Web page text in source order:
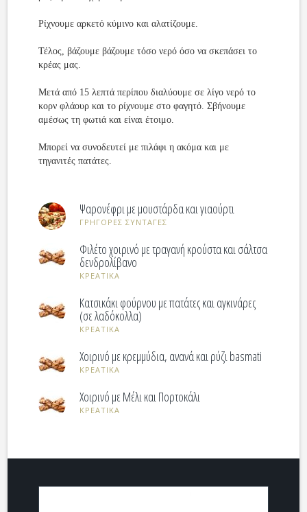
Ρίχνουμε αρκετό κύμινο και αλατίζουμε.
Τέλος, βάζουμε βάζουμε τόσο νερό όσο να σκεπάσει το
κρέας μας.
Μετά από 15 λεπτά περίπου διαλύουμε σε λίγο νερό το
κορν φλάουρ και το ρίχνουμε στο φαγητό. Σβήνουμε
αμέσως τη φωτιά και είναι έτοιμο.
Μπορεί να συνοδευτεί με πιλάφι η ακόμα και με
τηγανιτές πατάτες.
Ψαρονέφρι με μουστάρδα και γιαούρτι
ΓΡΗΓΟΡΕΣ ΣΥΝΤΑΓΕΣ
Φιλέτο χοιρινό με τραγανή κρούστα και σάλτσα
δενδρολίβανο
ΚΡΕΑΤΙΚΑ
Κατσικάκι φούρνου με πατάτες και αγκινάρες
(σε λαδόκολλα)
ΚΡΕΑΤΙΚΑ
Χοιρινό με κρεμμύδια, ανανά και ρύζι basmati
ΚΡΕΑΤΙΚΑ
Χοιρινό με Μέλι και Πορτοκάλι
ΚΡΕΑΤΙΚΑ